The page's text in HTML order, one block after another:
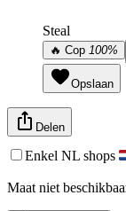
Steal
🔥 Cop 100%
Opslaan
Delen
Enkel NL shops
Maat niet